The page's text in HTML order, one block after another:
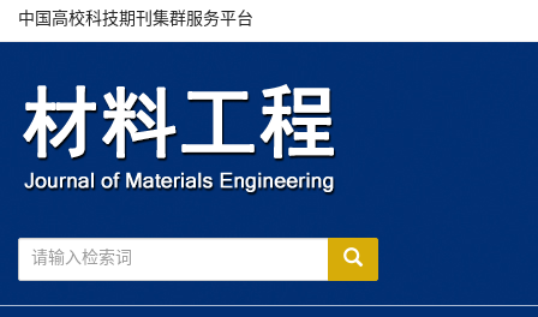
中国高校科技期刊集群服务平台